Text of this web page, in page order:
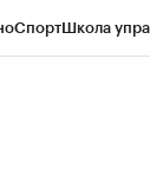
СпортШкола